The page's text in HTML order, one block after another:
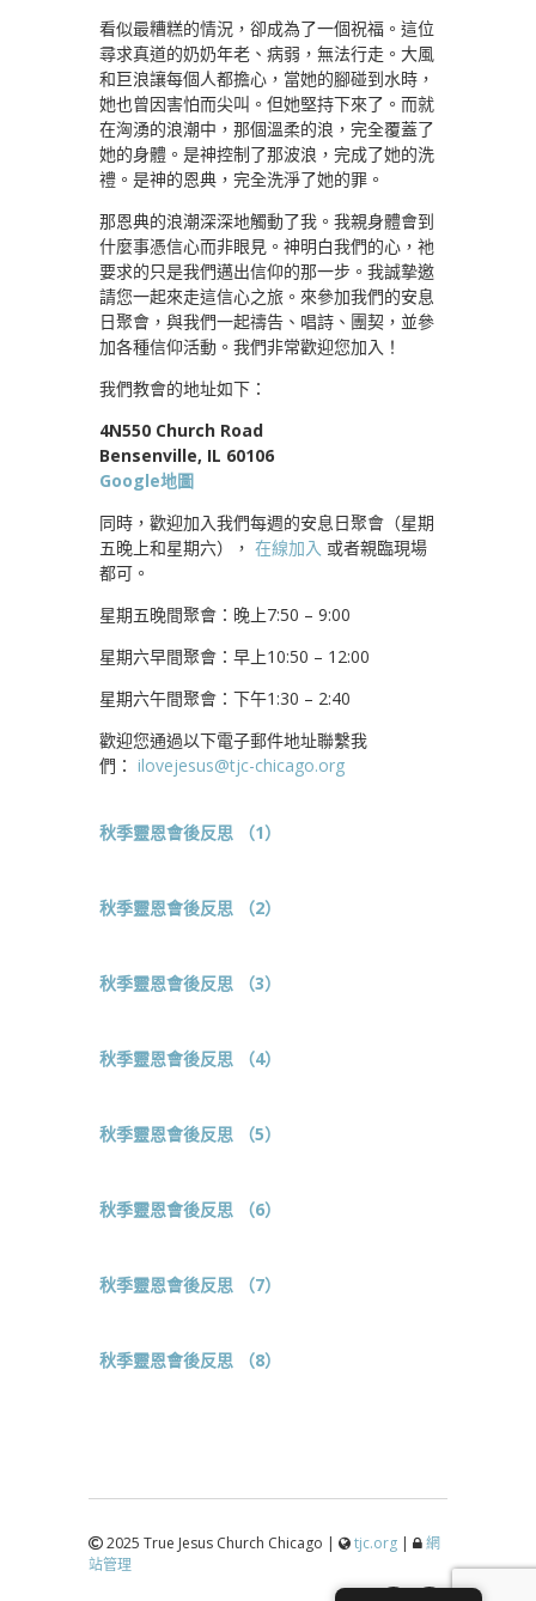
看似最糟糕的情況，卻成為了一個祝福。這位
尋求真道的奶奶年老、病弱，無法行走。大風
和巨浪讓每個人都擔心，當她的腳碰到水時，
她也曾因害怕而尖叫。但她堅持下來了。而就
在洶湧的浪潮中，那個溫柔的浪，完全覆蓋了
她的身體。是神控制了那波浪，完成了她的洗
禮。是神的恩典，完全洗淨了她的罪。
那恩典的浪潮深深地觸動了我。我親身體會到
什麼事憑信心而非眼見。神明白我們的心，祂
要求的只是我們邁出信仰的那一步。我誠摯邀
請您一起來走這信心之旅。來參加我們的安息
日聚會，與我們一起禱告、唱詩、團契，並參
加各種信仰活動。我們非常歡迎您加入！
我們教會的地址如下：
4N550 Church Road
Bensenville, IL 60106
Google地圖
同時，歡迎加入我們每週的安息日聚會（星期
五晚上和星期六）， 在線加入 或者親臨現場
都可。
星期五晚間聚會：晚上7:50 – 9:00
星期六早間聚會：早上10:50 – 12:00
星期六午間聚會：下午1:30 – 2:40
歡迎您通過以下電子郵件地址聯繫我
們： ilovejesus@tjc-chicago.org
秋季靈恩會後反思 （1）
秋季靈恩會後反思 （2）
秋季靈恩會後反思 （3）
秋季靈恩會後反思 （4）
秋季靈恩會後反思 （5）
秋季靈恩會後反思 （6）
秋季靈恩會後反思 （7）
秋季靈恩會後反思 （8）
2025 True Jesus Church Chicago | tjc.org|
網
站管理